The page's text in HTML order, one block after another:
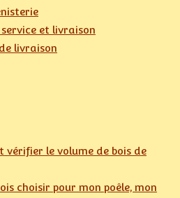
service et livraison
livraison
vérifier le volume de bois de
choisir pour mon poêle, mon